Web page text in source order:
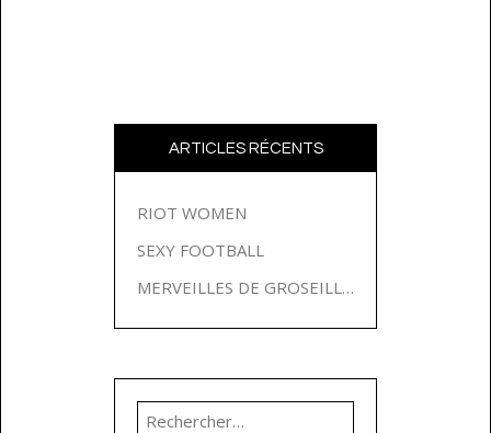
ARTICLES RÉCENTS
RIOT WOMEN
SEXY FOOTBALL
MERVEILLES DE GROSEILLES
Rechercher :